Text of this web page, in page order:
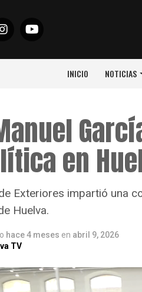
INICIO NOTICIAS
en
Exteriores impartió una
Huelva.
hace 4 meses en abril 9, 2026
TV